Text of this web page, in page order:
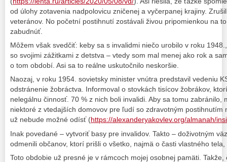
od úlohy zotavenia nadpolovicu zničenej a vyčerpanej krajiny.
veteránov. No početní postihnutí zostávali živou pripomienkou na
zabudnúť.
Môžem však svedčiť: keby sa s invalidmi niečo urobilo v roku
so svojimi zážitkami z detstva – vtedy som mal menej ako rok a
o tom období. Asi sa to reálne uskutočnilo neskoršie.
Naozaj, v roku 1954. sovietsky minister vnútra predstavil vedeniu
odstránenie žobráctva. Informoval o stovkách tisícov žobrákov,
nelegálnu činnosť. 70 % z nich boli invalidi. Aby sa tomu zabránilo,
niektoré z vtedajších domovov pre ľudí so zdravotným postihnutím
už nebude možné odísť (https://alexanderyakovlev.org/almanah/
Inak povedané – vytvoriť basy pre invalidov. Takto – doživotným
odmenili občanov, ktorí prišli o všetko, najmä o časti vlastného
Toto obdobie už presné je v rámcoch mojej osobnej pamäti.